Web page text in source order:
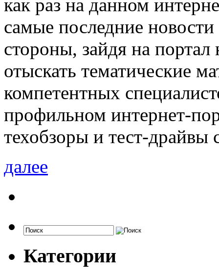
как раз на данном
самые последние
стороны, зайдя на портал
отыскать тематические
компетентных
профильном интернет-
техобзоры и тест-
далее
Категории